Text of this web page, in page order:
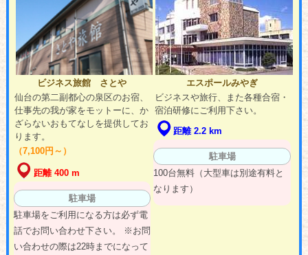
ビジネス旅館 さとや
仙台の第二副都心の泉区のお宿、
仕事先の我が家をモットーに、か
ざらないおもてなしを提供してお
ります。
（7,100円～）
距離 400 m
駐車場
駐車場をご利用になる方は必ず電
話でお問い合わせ下さい。 ※お問
い合わせの際は22時までになって
エスポールみやぎ
ビジネスや旅行、また各種合宿・
宿泊研修にご利用下さい。
距離 2.2 km
駐車場
100台無料（大型車は別途有料と
なります）